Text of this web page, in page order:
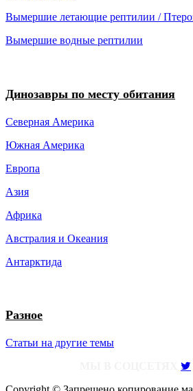
Вымершие летающие рептилии /
Вымершие водные рептилии
Динозавры по месту обитания
Северная Америка
Южная Америка
Европа
Азия
Африка
Австралия и Океания
Антарктида
Разное
Статьи на другие темы